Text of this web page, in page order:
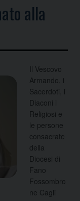
alla
Il Vescovo
Armando, i
Sacerdoti, i
Diaconi i
Religiosi e
le persone
consacrate
della
Diocesi di
Fano
Fossombro
ne Cagli